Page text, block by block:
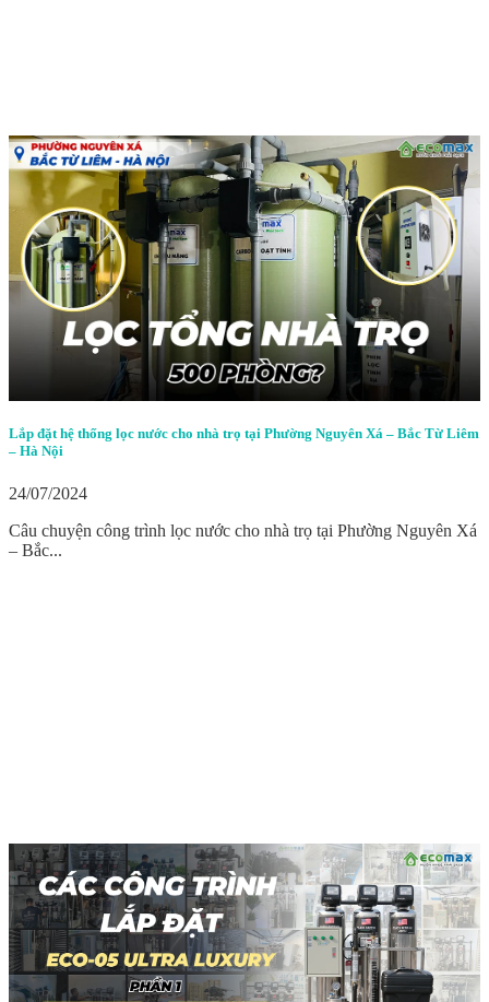
Lắp đặt hệ thống lọc nước cho nhà trọ tại Phường Nguyên Xá – Bắc Từ Liêm
– Hà Nội
24/07/2024
Câu chuyện công trình lọc nước cho nhà trọ tại Phường Nguyên Xá
– Bắc...